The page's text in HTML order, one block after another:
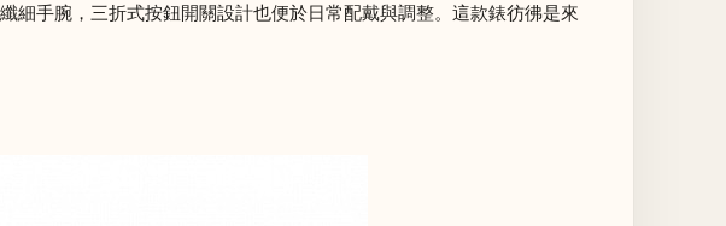
細手腕，三折式按鈕開關設計也便於日常配戴與調整。這款錶彷彿是來